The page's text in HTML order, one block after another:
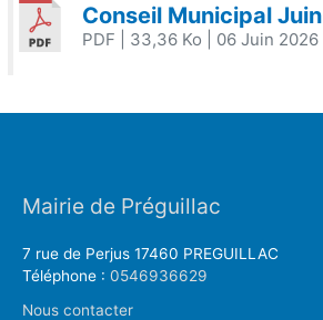
Conseil Municipal Juin
PDF | 33,36 Ko | 06 Juin 2026
Mairie de Préguillac
7 rue de Perjus 17460 PREGUILLAC
Téléphone : 0546936629
Nous contacter